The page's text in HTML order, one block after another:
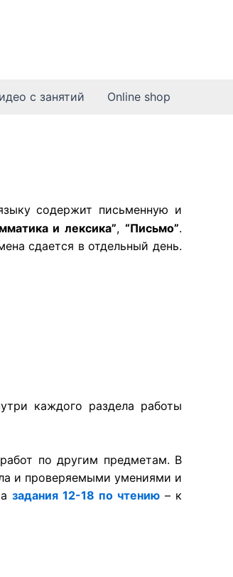
с занятий Online shop
содержит письменную и
и лексика”,“Письмо”.
сдается в отдельный день.
каждого раздела работы
по другим предметам. В
и проверяемыми умениями и
задания 12-18 по чтению– к